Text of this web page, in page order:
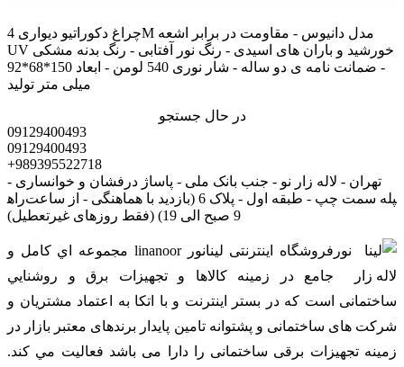
چراغ دکوراتیو دیواری 4M مدل دانیوس - مقاومت در برابر اشعه
UV خورشید و باران های اسیدی - رنگ نور آفتابی - رنگ بدنه مشکی
- ضمانت نامه ی دو ساله - شار نوری 540 لومن - ابعاد 150*68*92
میلی متر تولید
در حال جستجو
09129400493
09129400493
+989395522718
تهران - لاله زار نو - جنب بانک ملی - پاساژ درفشان و خوانساری -
راه‎پله سمت چپ - طبقه اول - پلاک 6 (بازدید با هماهنگی - از ساعت
9 صبح الی 19) (فقط روزهای غیرتعطیل)
فروشگاه اینترنتی لینانور linanoor مجموعه اي کامل و
جامع در زمينه کالاها و تجهيزات برق و روشنايي
ساختمانی است که در بستر اينترنت و با اتکا به اعتماد مشتریان و
شرکت های ساختمانی و پشتوانه تامین پایدار برندهای معتبر بازار در
زمینه تجهیزات برقی ساختمانی را دارا می باشد فعالیت مي کند.